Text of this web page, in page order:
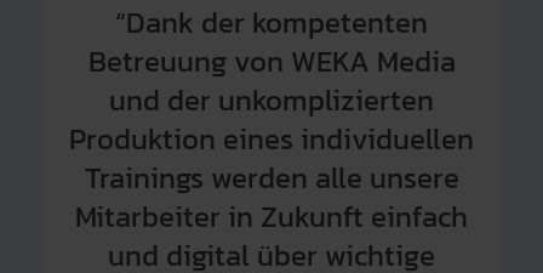
“Dank der kompetenten
Betreuung von WEKA Media
und der unkomplizierten
Produktion eines individuellen
Trainings werden alle unsere
Mitarbeiter in Zukunft einfach
und digital über wichtige